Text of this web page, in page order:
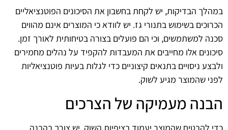
במהלך הבדיקות, יש לקחת בחשבון את הסיכונים הפוטנציאליים
הכרוכים בשימוש בתנורי גז. יש לוודא כי המוצרים אינם מהווים
סכנה למשתמשים, וכי הם פועלים בצורה בטיחותית לאורך זמן.
סיכונים אלו מחייבים את המעבדות להקפיד על נהלים מחמירים
ולבצע ניסויים בתנאים קיצוניים כדי לגלות בעיות פוטנציאליות
לפני שהמוצר מגיע לשוק.
הבנה מעמיקה של הצרכים